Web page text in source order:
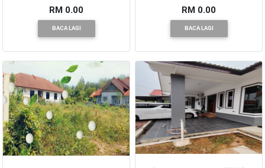
RM 0.00
BACA LAGI
RM 0.00
BACA LAGI